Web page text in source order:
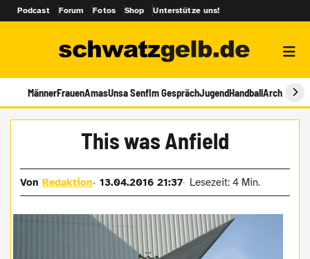
Podcast Forum Fotos Shop Unterstütze uns!
MännerFrauenAmasUnsa SenfIm GesprächJugendHandballArchiv
This was Anfield
VonRedaktion 13.04.2016 21:37 Lesezeit: 4 Min.